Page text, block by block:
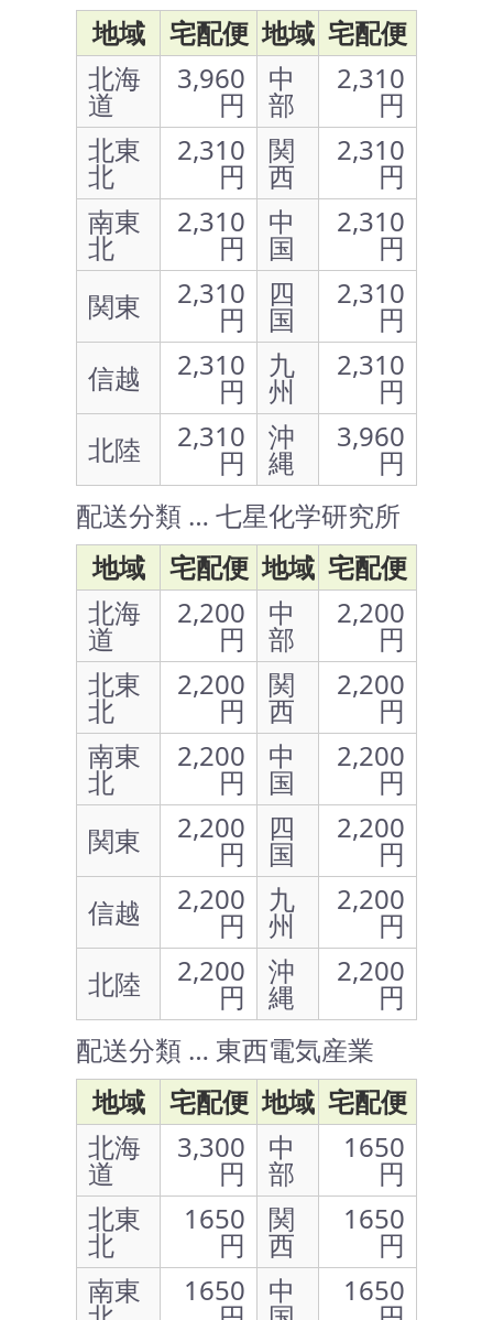
地域
宅配便 地域 宅配便
北海
道
3,960
円
中
部
2,310
円
北東
北
2,310
円
関
西
2,310
円
南東
北
2,310
円
中
国
2,310
円
関東
2,310
円
四
国
2,310
円
信越
2,310
円
九
州
2,310
円
北陸
2,310
円
沖
縄
3,960
円
配送分類 … 七星化学研究所
地域
宅配便 地域 宅配便
北海
道
2,200
円
中
部
2,200
円
北東
北
2,200
円
関
西
2,200
円
南東
北
2,200
円
中
国
2,200
円
関東
2,200
円
四
国
2,200
円
信越
2,200
円
九
州
2,200
円
北陸
2,200
円
沖
縄
2,200
円
配送分類 … 東西電気産業
地域
宅配便 地域 宅配便
北海
道
3,300
円
中
部
1650
円
北東
北
1650
円
関
西
1650
円
南東
1650 中 1650